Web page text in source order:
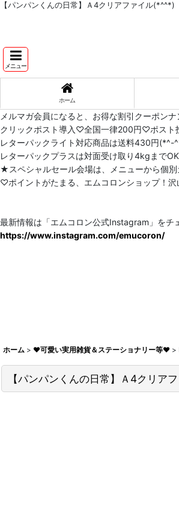
【パンパンくんの日常】Ａ4クリアファイル(*^^*)
メニュー
ホーム
メルマガ会員になると、お得な割引クーポン
クリックポスト導入♡全国一律200円♡ポスト
レターパックライト対応商品は送料430円(*^-
レターパックプラスは対面受け取り4kgまで
★スペシャルセール会場は、メニューから個
♡ポイントがたまる、エムコロンショップ！
最新情報は「エムコロン公式Instagram」をチ
https://www.instagram.com/emucoron/
ホーム > ♥可愛い実用雑貨＆ステーショナリー等♥ >
【パンパンくんの日常】Ａ4クリア